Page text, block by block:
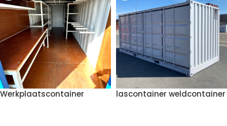
Werkplaatscontainer lascontainer weldcontainer